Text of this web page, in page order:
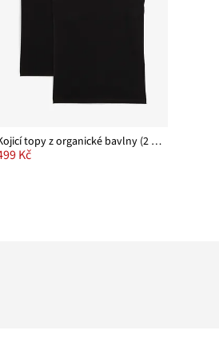
Kojicí topy z organické bavlny (2 ks v balení)
Kč